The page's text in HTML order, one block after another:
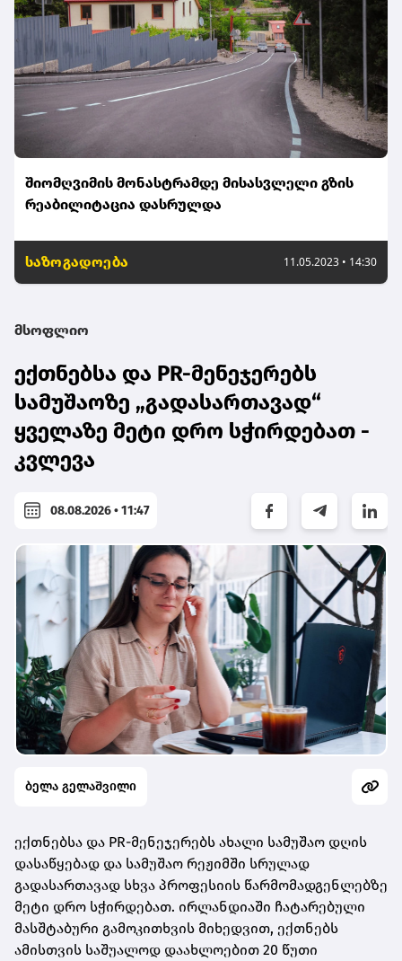
შიომღვიმის მონასტრამდე მისასვლელი გზის
რეაბილიტაცია დასრულდა
საზოგადოება 11.05.2023 • 14:30
მსოფლიო
ექთნებსა და PR-მენეჯერებს
სამუშაოზე „გადასართავად“
ყველაზე მეტი დრო სჭირდებათ -
კვლევა
08.08.2026 • 11:47
ბელა გელაშვილი
ექთნებსა და PR-მენეჯერებს ახალი სამუშაო დღის
დასაწყებად და სამუშაო რეჟიმში სრულად
გადასართავად სხვა პროფესიის წარმომადგენლებზე
მეტი დრო სჭირდებათ. ირლანდიაში ჩატარებული
მასშტაბური გამოკითხვის მიხედვით, ექთნებს
ამისთვის საშუალოდ დაახლოებით 20 წუთი